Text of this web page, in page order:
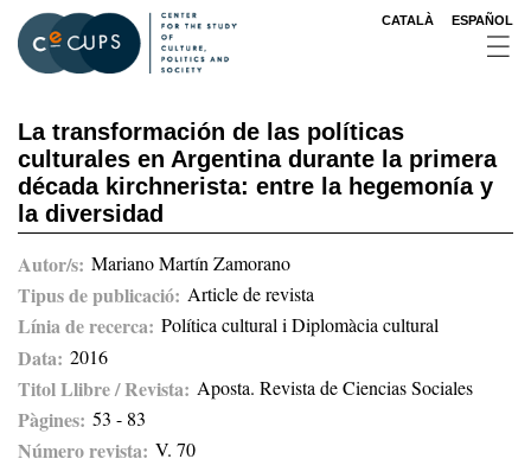
main
content
CATALÀ ESPAÑOL
La transformación de las políticas
culturales en Argentina durante la primera
década kirchnerista: entre la hegemonía y
la diversidad
Autor/s Mariano Martín Zamorano
Tipus de publicació Article de revista
Línia de recerca Política cultural i Diplomàcia cultural
Data 2016
Titol Llibre / Revista Aposta. Revista de Ciencias Sociales
Pàgines 53 - 83
Número revista V. 70